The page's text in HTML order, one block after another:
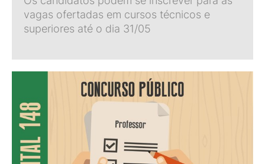
vagas ofertadas em cursos técnicos e
superiores até o dia 31/05